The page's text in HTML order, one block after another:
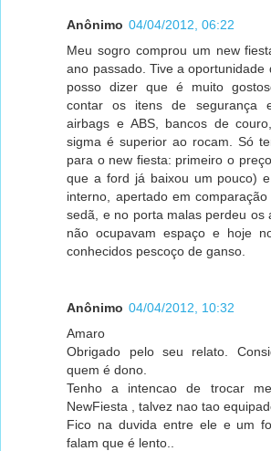
Anônimo 04/04/2012, 06:22
Meu sogro comprou um new
ano passado. Tive a oportunidade
posso dizer que é muito
contar os itens de segurança
airbags e ABS, bancos de
sigma é superior ao rocam. Só
para o new fiesta: primeiro o
que a ford já baixou um pouco)
interno, apertado em
sedã, e no porta malas perdeu os
não ocupavam espaço e hoje
conhecidos pescoço de ganso.
Anônimo 04/04/2012, 10:32
Amaro
Obrigado pelo seu relato.
quem é dono.
Tenho a intencao de trocar
NewFiesta , talvez nao tao
Fico na duvida entre ele e um
falam que é lento..